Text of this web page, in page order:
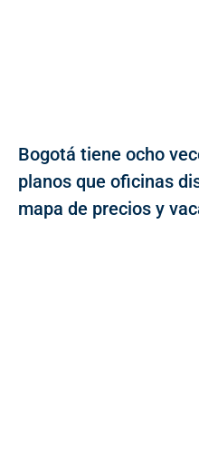
Bogotá tiene ocho
planos que oficinas
mapa de precios y